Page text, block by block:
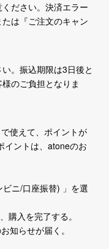
ださい。決済エラー
は『ご注文のキャン
。振込期限は3日後と
のご負担となりま
使えて、ポイントが
イントは、atoneのお
ニ/口座振替) 」を選
購入を完了する。
知らせが届く。